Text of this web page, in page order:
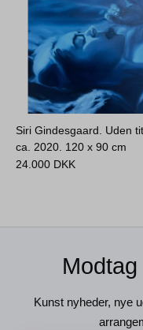
Siri Gindesgaard. Uden
ca. 2020. 120 x 90 cm
24.000 DKK
Kunst nyheder, nye